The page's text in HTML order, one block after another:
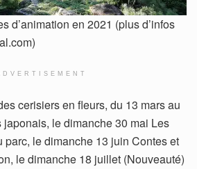
en 2021 (plus d’infos
cerisiers en fleurs, du 13 mars au
japonais, le dimanche 30 mai Les
parc, le dimanche 13 juin Contes et
le dimanche 18 juillet (Nouveauté)